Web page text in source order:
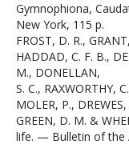
Gymnophiona,
New York, 115 p.
FROST, D. R.,
HADDAD, C. F. B.,
M., DONELLAN,
S. C., RAXWORTHY,
MOLER, P.,
GREEN, D. M. &
life. — Bulletin of the